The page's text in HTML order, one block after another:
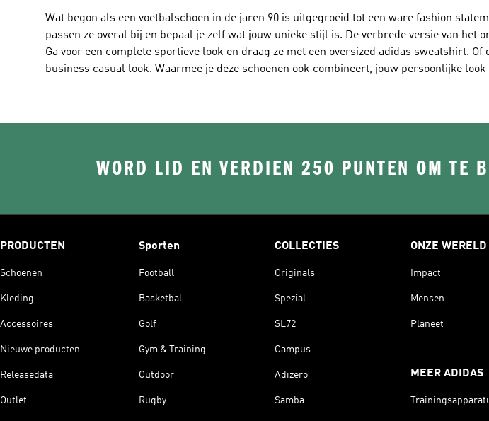
Wat begon als een voetbalschoen in de jaren 90 is uitgegroeid tot een ware fashion
passen ze overal bij en bepaal je zelf wat jouw unieke stijl is. De verbrede versie van het
Ga voor een complete sportieve look en draag ze met een oversized adidas sweatshirt.
business casual look. Waarmee je deze schoenen ook combineert, jouw persoonlijke
WORD LID EN VERDIEN 250 PUNTEN OM TE
PRODUCTEN
Schoenen
Kleding
Accessoires
Nieuwe producten
Releasedata
Outlet
Sporten
Football
Basketbal
Golf
Gym & Training
Outdoor
Rugby
COLLECTIES
Originals
Spezial
SL72
Campus
Adizero
Samba
ONZE WERELD
Impact
Mensen
Planeet
MEER ADIDAS